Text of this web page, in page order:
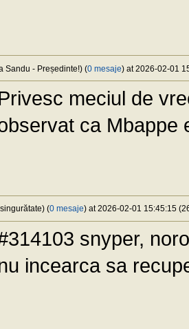
Sandu - Președinte!) (0 mesaje) at 2026-02-01
meciul de
ca Mbappe
(0 mesaje) at 2026-02-01 15:45:15
snyper,
incearca sa